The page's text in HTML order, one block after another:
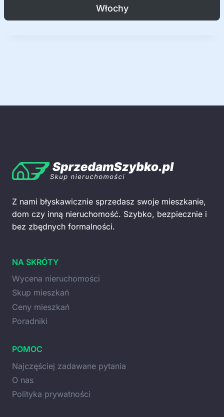
Włochy
Z nami błyskawicznie sprzedasz swoje mieszkanie,
dom czy inną nieruchomość. Szybko, bezpiecznie i
bez zbędnych formalności.
NA SKRÓTY
Wycena nieruchomości
Skup mieszkań
Ceny mieszkań
Poradniki
POMOC
Najczęściej zadawane pytania
O nas
Polityka prywatności